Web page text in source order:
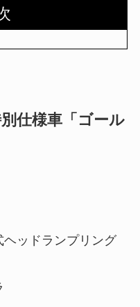
仕様車「ゴール
ッドランプリング